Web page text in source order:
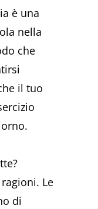
è una
nella
che
il tuo
Le
di